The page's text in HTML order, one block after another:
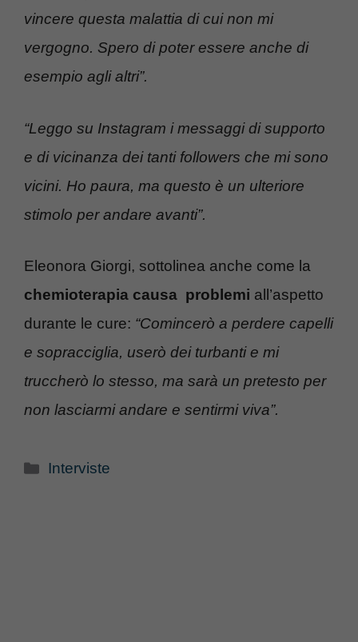
vincere questa malattia di cui non mi
vergogno. Spero di poter essere anche di
esempio agli altri”.
“Leggo su Instagram i messaggi di supporto
e di vicinanza dei tanti followers che mi sono
vicini. Ho paura, ma questo è un ulteriore
stimolo per andare avanti”.
Eleonora Giorgi, sottolinea anche come la
chemioterapia causa problemi all’aspetto
durante le cure: “Comincerò a perdere capelli
e sopracciglia, userò dei turbanti e mi
truccherò lo stesso, ma sarà un pretesto per
non lasciarmi andare e sentirmi viva”.
Categorie
Interviste